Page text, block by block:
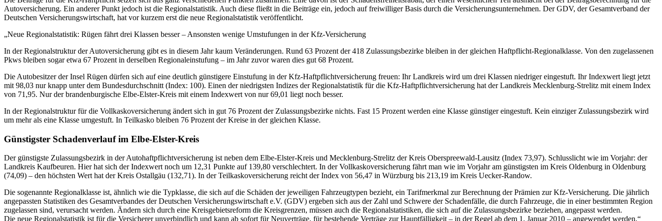
Autoversicherung. Ein anderer Punkt jedoch ist die Regionalstatistik. Auch diese fließt in die Beiträge ein, jedoch auf freiwilliger Basis durch die Versicherungsunternehmen. Der GDV, der Gesamtverband der
Deutschen Versicherungswirtschaft, hat vor kurzem erst die neue Regionalstatistik veröffentlicht.
„Neue Regionalstatistik: Rügen fährt drei Klassen besser – Ansonsten wenige Umstufungen in der Kfz-Versicherung
In der Regionalstruktur der Autoversicherung gibt es in diesem Jahr kaum Veränderungen. Rund 63 Prozent der 418 Zulassungsbezirke bleiben in der gleichen Haftpflicht-Regionalklasse. Von den zugelassenen
Pkws bleiben sogar etwa 67 Prozent in derselben Regionaleinstufung – im Jahr zuvor waren dies gut 68 Prozent.
Die Autobesitzer der Insel Rügen dürfen sich auf eine deutlich günstigere Einstufung in der Kfz-Haftpflichtversicherung freuen: Ihr Landkreis wird um drei Klassen niedriger eingestuft. Ihr Indexwert liegt jetzt
mit 98,03 nur knapp unter dem Bundesdurchschnitt (Index: 100). Einen der niedrigsten Indizes der Regionalstatistik für die Kfz-Haftpflichtversicherung hat der Landkreis Mecklenburg-Strelitz mit einem Index
von 71,95. Nur der brandenburgische Elbe-Elster-Kreis mit einem Indexwert von nur 69,01 liegt noch besser.
In der Regionalstruktur für die Vollkaskoversicherung ändert sich in gut 76 Prozent der Zulassungsbezirke nichts. Fast 15 Prozent werden eine Klasse günstiger eingestuft. Kein einziger Zulassungsbezirk wird
um mehr als eine Klasse umgestuft. In Teilkasko bleiben 76 Prozent der Kreise in der gleichen Klasse.
Günstigster Schadenverlauf im Elbe-Elster-Kreis
Der günstigste Zulassungsbezirk in der Autohaftpflichtversicherung ist neben dem Elbe-Elster-Kreis und Mecklenburg-Strelitz der Kreis Oberspreewald-Lausitz (Index 73,97). Schlusslicht wie im Vorjahr: der
Landkreis Kaufbeuren. Hier hat sich der Indexwert noch um 12,31 Punkte auf 139,80 verschlechtert. In der Vollkaskoversicherung fährt man wie im Vorjahr am günstigsten im Kreis Oldenburg in Oldenburg
(74,09) – den höchsten Wert hat der Kreis Ostallgäu (132,71). In der Teilkaskoversicherung reicht der Index von 56,47 in Würzburg bis 213,19 im Kreis Uecker-Randow.
Die sogenannte Regionalklasse ist, ähnlich wie die Typklasse, die sich auf die Schäden der jeweiligen Fahrzeugtypen bezieht, ein Tarifmerkmal zur Berechnung der Prämien zur Kfz-Versicherung. Die jährlich
angepassten Statistiken des Gesamtverbandes der Deutschen Versicherungswirtschaft e.V. (GDV) ergeben sich aus der Zahl und Schwere der Schadenfälle, die durch Fahrzeuge, die in einer bestimmten Region
zugelassen sind, verursacht werden. Ändern sich durch eine Kreisgebietsreform die Kreisgrenzen, müssen auch die Regionalstatistiken, die sich auf die Zulassungsbezirke beziehen, angepasst werden.
Die neue Regionalstatistik ist für die Versicherer unverbindlich und kann ab sofort für Neuverträge, für bestehende Verträge zur Hauptfälligkeit – in der Regel ab dem 1. Januar 2010 – angewendet werden.“